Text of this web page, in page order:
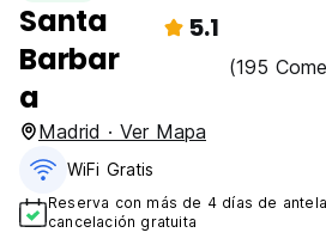
Santa
Barbar
a
5.1
(195
Madrid · Ver Mapa
WiFi Gratis
Reserva con más de 4 días de
cancelación gratuita